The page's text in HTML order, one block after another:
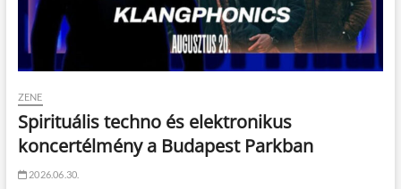
ZENE
Spirituális techno és elektronikus
koncertélmény a Budapest Parkban
2026.06.30.